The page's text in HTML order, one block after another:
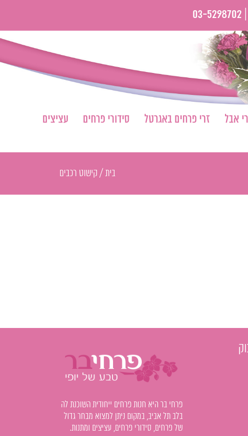
03-5298702
אבל זרי פרחים באגרטל סידורי פרחים
עציצים
בית / קישוט רכבים
פרחי בר היא חנות פרחים ייחודית השוכנת לה
בלב תל אביב, במקום ניתן למצוא מבחר גדול
של פרחים, סידורי פרחים, עציצים ומתנות.